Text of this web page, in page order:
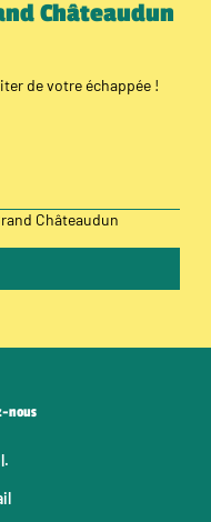
Châteaudun
de votre échappée !
Châteaudun
nous